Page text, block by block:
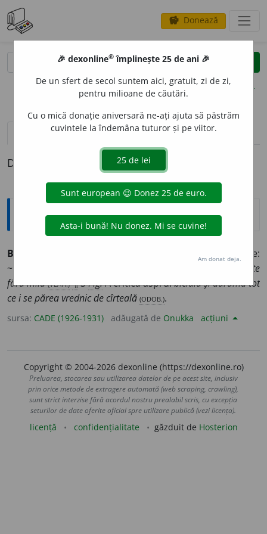
savings Donează
clear
opțiuni
definiții (1) pronunțievolume_up (1)
Definiția cu ID-ul 1336683:
Explicative DEX
BICIU
, a da bice:
~
și ploaia-i biciuește
fără milă(VLAH.)¶3Fig.A critica aspru:biciuia și dărăma tot
ce i se părea vrednic de cîrteală(ODOB.).
sursa: CADE (1926-1931) adăugată de Onukka acțiuni
Copyright © 2004-2026 dexonline (https://dexonline.ro)
Preluarea, stocarea sau utilizarea datelor de pe acest site, inclusiv
prin orice metode de extragere automată (web scraping, crawling),
sunt strict interzise fără acordul nostru prealabil scris, cu excepția
seturilor de date oferite oficial spre utilizare publică (vezi licența).
licență confidențialitate găzduit de Hosterion
🎉 dexonline® împlinește 25 de ani 🎉
De un sfert de secol suntem aici, gratuit, zi de zi,
pentru milioane de căutări.
Cu o mică donație aniversară ne-ați ajuta să păstrăm
cuvintele la îndemâna tuturor și pe viitor.
Am donat deja.